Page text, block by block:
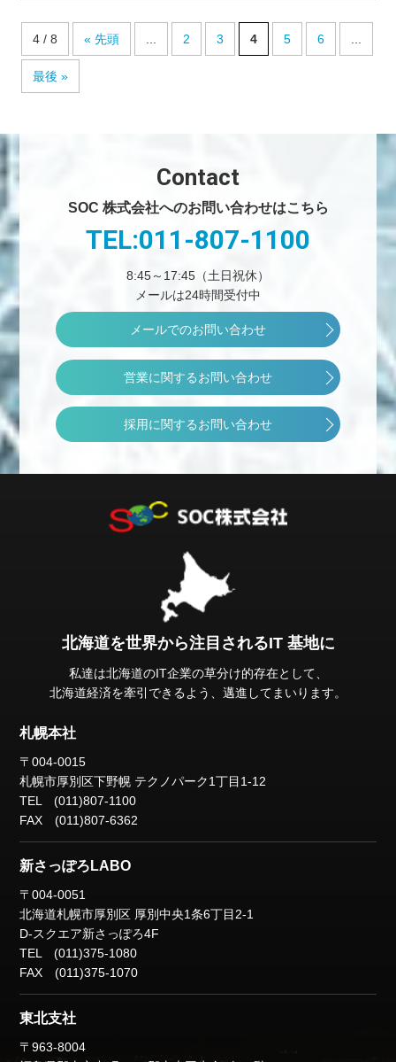
4 / 8 « 先頭 2 3 4 5 6
最後 »
Contact
SOC 株式会社へのお問い合わせはこちら
TEL:011-807-1100
8:45～17:45（土日祝休）
メールは24時間受付中
メールでのお問い合わせ
営業に関するお問い合わせ
採用に関するお問い合わせ
北海道を世界から注目されるIT 基地に
私達は北海道のIT企業の草分け的存在として、
北海道経済を牽引できるよう、邁進してまいります。
札幌本社
〒004-0015
札幌市厚別区下野幌 テクノパーク1丁目1-12
TEL (011)807-1100
FAX (011)807-6362
新さっぽろLABO
〒004-0051
北海道札幌市厚別区 厚別中央1条6丁目2-1
D-スクエア新さっぽろ4F
TEL (011)375-1080
FAX (011)375-1070
東北支社
〒963-8004